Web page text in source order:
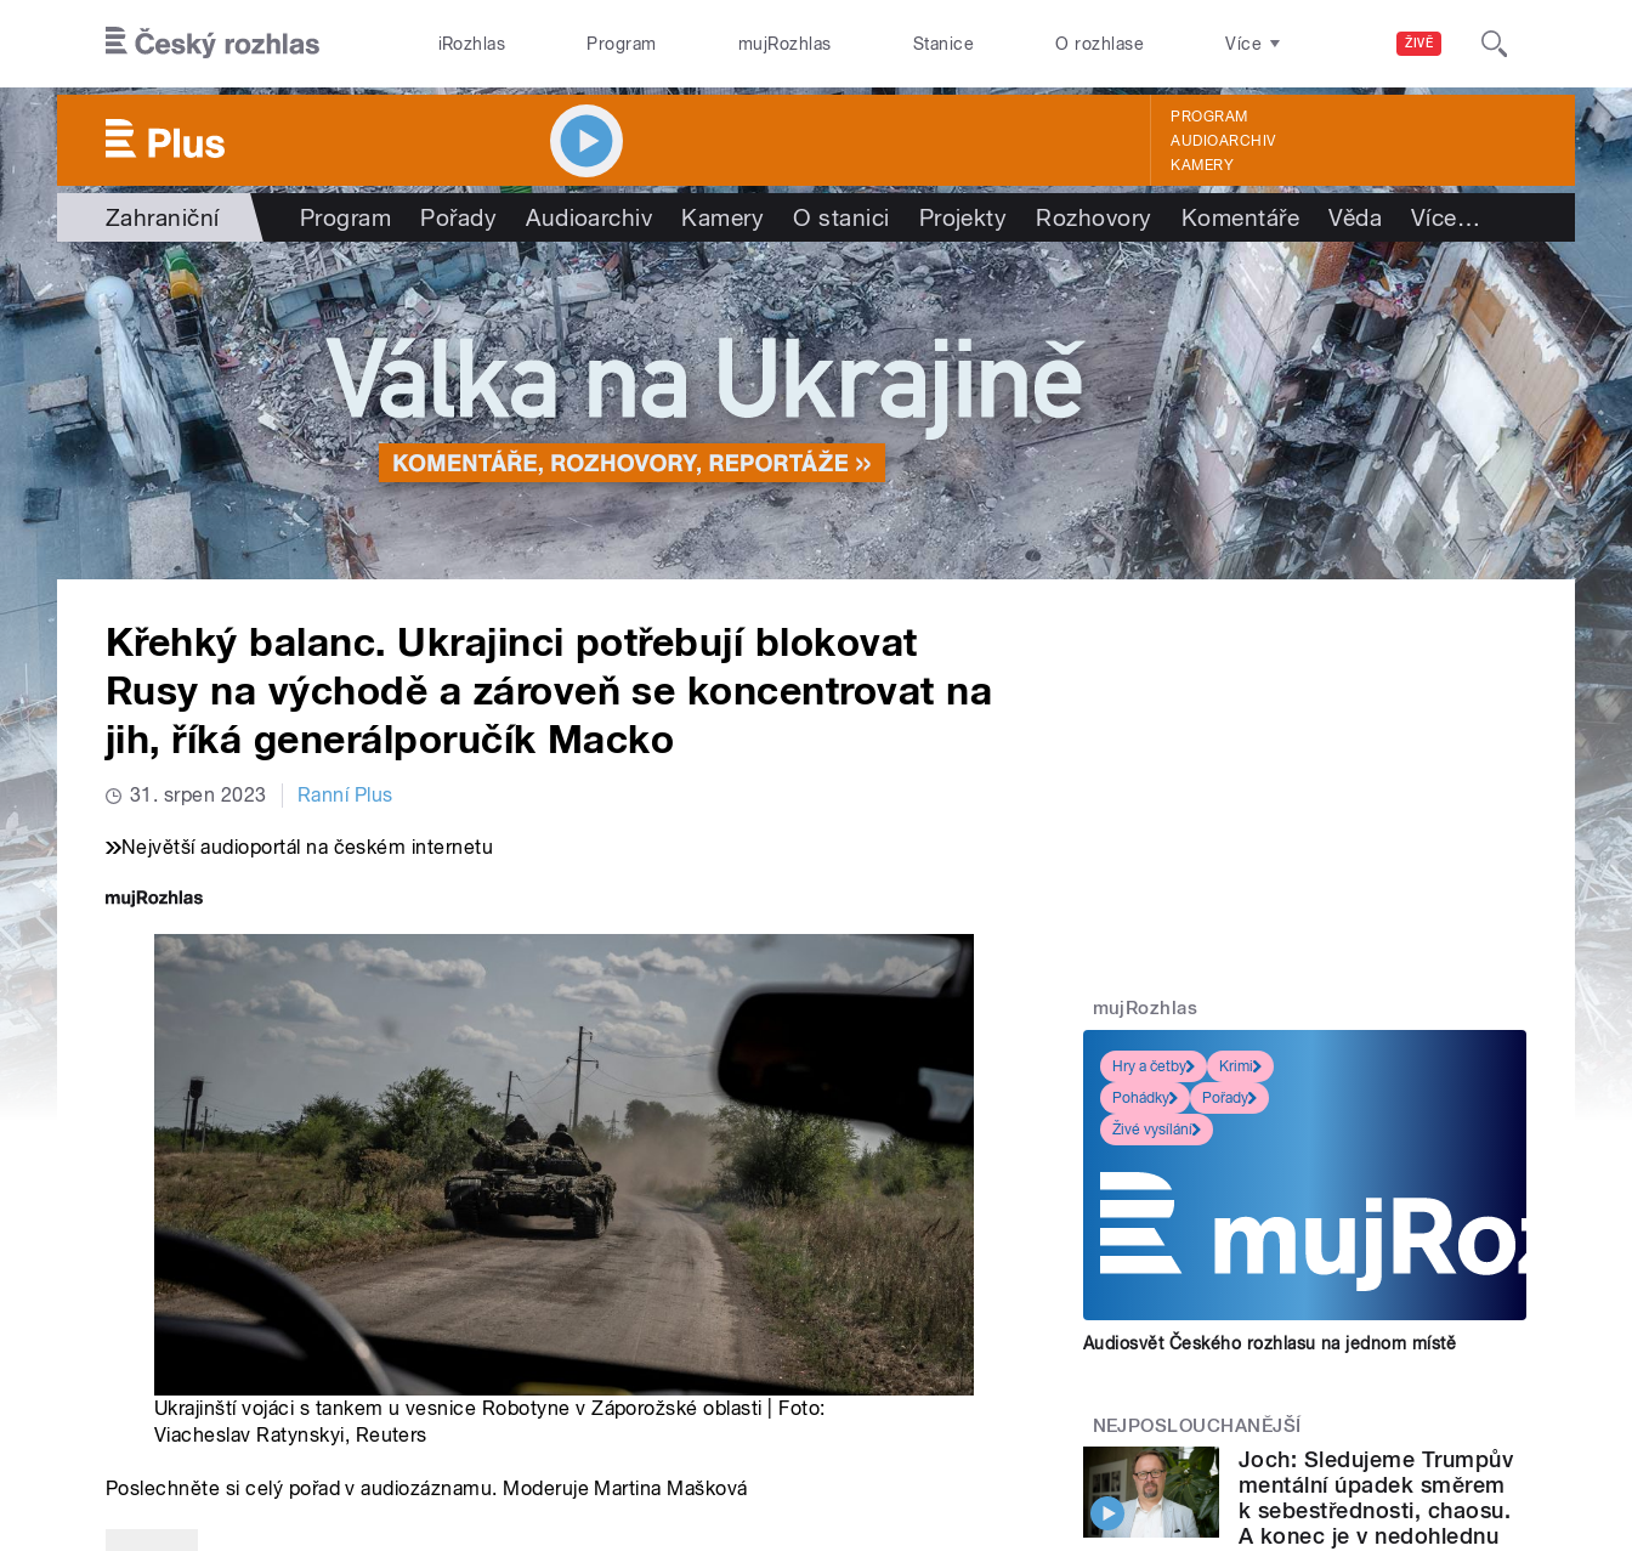
ŽIVĚ
iRozhlas Program mujRozhlas Stanice O rozhlase Více
PROGRAM
AUDIOARCHIV
KAMERY
Zahraniční Program Pořady Audioarchiv Kamery O stanici Projekty Rozhovory Komentáře Věda Více…
Křehký balanc. Ukrajinci potřebují blokovat
Rusy na východě a zároveň se koncentrovat na
jih, říká generálporučík Macko
31. srpen 2023 Ranní Plus
Největší audioportál na českém internetu
Ukrajinští vojáci s tankem u vesnice Robotyne v Záporožské oblasti | Foto:
Viacheslav Ratynskyi, Reuters
Poslechněte si celý pořad v audiozáznamu. Moderuje Martina Mašková
mujRozhlas
Hry a četby
Krimi
Pohádky
Pořady
Živé vysílání
Audiosvět Českého rozhlasu na jednom místě
NEJPOSLOUCHANĚJŠÍ
Joch: Sledujeme Trumpův
mentální úpadek směrem
k sebestřednosti, chaosu.
A konec je v nedohlednu